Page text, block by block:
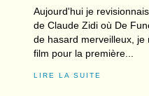
Aujourd'hui je
de Claude Zidi où De
de hasard merveilleux, je
film pour la première...
LIRE LA SUITE